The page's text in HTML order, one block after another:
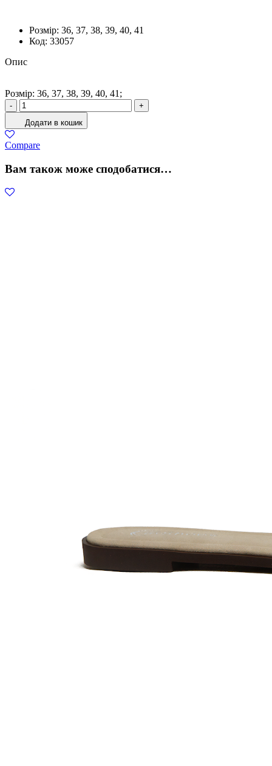
Розмiр: 36, 37, 38, 39, 40, 41
Код: 33057
Опис
Розмiр: 36, 37, 38, 39, 40, 41;
Босоніжки
Жіночі
Мотузки
Чорний
кількість
-
+
Додати в кошик
Compare
Вам також може сподобатися…